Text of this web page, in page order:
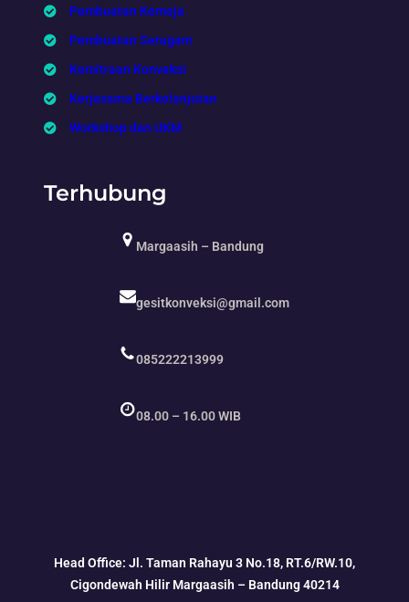
Pembuatan Kemeja
Pembuatan Seragam
Kemitraan Konveksi
Kerjasama Berkelanjutan
Workshop dan UKM
Terhubung
Margaasih – Bandung
gesitkonveksi@gmail.com
085222213999
08.00 – 16.00 WIB
Head Office: Jl. Taman Rahayu 3 No.18, RT.6/RW.10,
Cigondewah Hilir Margaasih – Bandung 40214